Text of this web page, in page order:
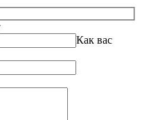
Как вас